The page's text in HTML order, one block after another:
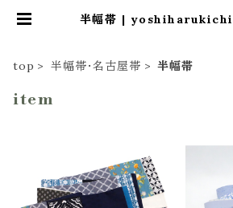
半幅帯 |
top 半幅帯・名古屋帯 半幅帯
item